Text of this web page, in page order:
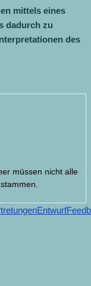
mittels eines
dadurch zu
des
müssen nicht alle
Entwurf